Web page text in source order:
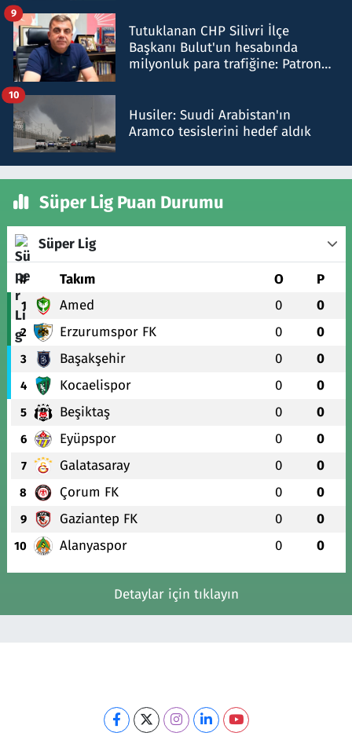
Tutuklanan CHP Silivri İlçe
Başkanı Bulut'un hesabında
milyonluk para trafiğine: Patron
9
Husiler: Suudi Arabistan'ın
Aramco tesislerini hedef aldık
10
Süper Lig Puan Durumu
Süper Lig
# Takım O P
1 Amed 0 0
2 Erzurumspor FK 0 0
3 Başakşehir 0 0
4 Kocaelispor 0 0
5 Beşiktaş 0 0
6 Eyüpspor 0 0
7 Galatasaray 0 0
8 Çorum FK 0 0
9 Gaziantep FK 0 0
10 Alanyaspor 0 0
Detaylar için tıklayın